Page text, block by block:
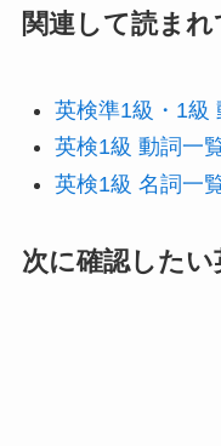
関連して読ま
英検準1級・1級
英検1級 動詞一
英検1級 名詞一
次に確認した